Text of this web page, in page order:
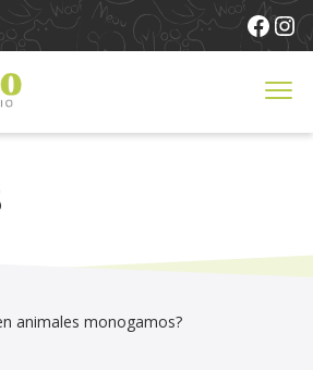
animales monogamos?